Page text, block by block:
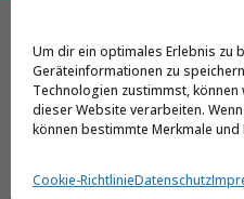
Um dir ein optimales Erlebnis zu
Geräteinformationen zu
Technologien zustimmst,
dieser Website verarbeiten.
können bestimmte Merkmale
Cookie-RichtlinieDatenschutz